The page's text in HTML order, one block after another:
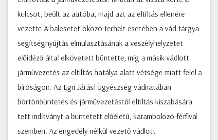
kulcsot, beült az autóba, majd azt az eltiltás ellenére
vezette.A balesetet okozó terhelt esetében a vád tárgya
segítségnyújtás elmulasztásának a veszélyhelyzetet
előidéző által elkövetett bűntette, míg a másik vádlott
járművezetés az eltiltás hatálya alatt vétsége miatt felel a
bíróságon. Az Egri Járási Ügyészség vádiratában
börtönbüntetés és járművezetéstől eltiltás kiszabására
tett indítványt a büntetett előéletű, karambolozó férfival
szemben. Az engedély nélkül vezető vádlott